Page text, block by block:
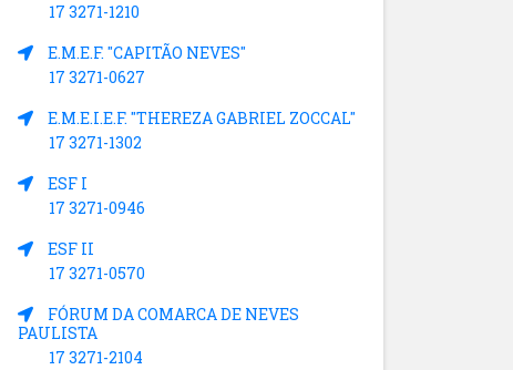
17 3271-1210
E.M.E.F. "CAPITÃO NEVES"
17 3271-0627
E.M.E.I.E.F. "THEREZA GABRIEL ZOCCAL"
17 3271-1302
ESF I
17 3271-0946
ESF II
17 3271-0570
FÓRUM DA COMARCA DE NEVES
PAULISTA
17 3271-2104